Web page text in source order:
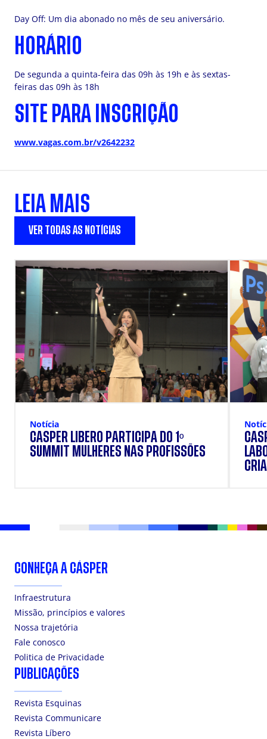
Day Off: Um dia abonado no mês de seu aniversário.
HORÁRIO
De segunda a quinta-feira das 09h às 19h e às sextas-
feiras das 09h às 18h
SITE PARA INSCRIÇÃO
www.vagas.com.br/v2642232
LEIA MAIS
VER TODAS AS NOTÍCIAS
Notícia
CÁSPER LÍBERO PARTICIPA DO 1º
SUMMIT MULHERES NAS PROFISSÕES
CONHEÇA A CÁSPER
Infraestrutura
Missão, princípios e valores
Nossa trajetória
Fale conosco
Politica de Privacidade
PUBLICAÇÕES
Revista Esquinas
Revista Communicare
Revista Líbero